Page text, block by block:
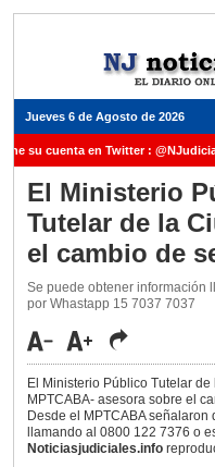
Jueves 6 de Agosto de 2026
su cuenta en Twitter :
Justicia de la Nación una
Carles para cubrir vacante en
ante el Juez Daniel Rafecas
El Ministerio
Tutelar de la
el cambio de
Se puede obtener información
por Whastapp 15 7037 7037
El Ministerio Público Tutelar
MPTCABA- asesora sobre el
Desde el MPTCABA
llamando al 0800 122 7376 o
Noticiasjudiciales.info